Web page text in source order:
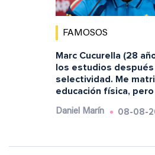
FAMOSOS
Marc Cucurella (28
los estudios
selectividad. Me
educación física,
Daniel Marín 08-08-